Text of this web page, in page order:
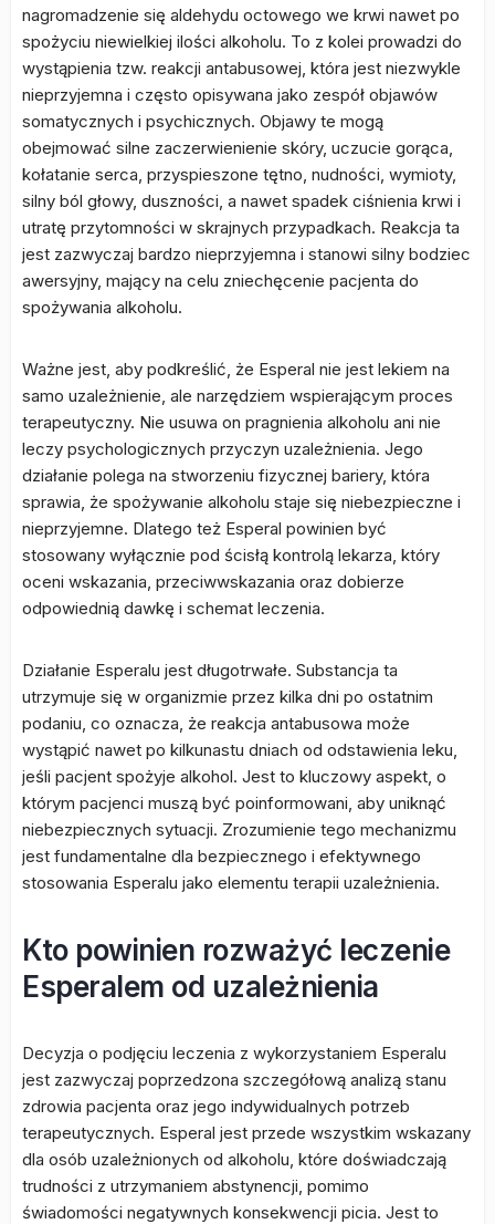
nagromadzenie się aldehydu octowego we krwi nawet po
spożyciu niewielkiej ilości alkoholu. To z kolei prowadzi do
wystąpienia tzw. reakcji antabusowej, która jest niezwykle
nieprzyjemna i często opisywana jako zespół objawów
somatycznych i psychicznych. Objawy te mogą
obejmować silne zaczerwienienie skóry, uczucie gorąca,
kołatanie serca, przyspieszone tętno, nudności, wymioty,
silny ból głowy, duszności, a nawet spadek ciśnienia krwi i
utratę przytomności w skrajnych przypadkach. Reakcja ta
jest zazwyczaj bardzo nieprzyjemna i stanowi silny bodziec
awersyjny, mający na celu zniechęcenie pacjenta do
spożywania alkoholu.
Ważne jest, aby podkreślić, że Esperal nie jest lekiem na
samo uzależnienie, ale narzędziem wspierającym proces
terapeutyczny. Nie usuwa on pragnienia alkoholu ani nie
leczy psychologicznych przyczyn uzależnienia. Jego
działanie polega na stworzeniu fizycznej bariery, która
sprawia, że spożywanie alkoholu staje się niebezpieczne i
nieprzyjemne. Dlatego też Esperal powinien być
stosowany wyłącznie pod ścisłą kontrolą lekarza, który
oceni wskazania, przeciwwskazania oraz dobierze
odpowiednią dawkę i schemat leczenia.
Działanie Esperalu jest długotrwałe. Substancja ta
utrzymuje się w organizmie przez kilka dni po ostatnim
podaniu, co oznacza, że reakcja antabusowa może
wystąpić nawet po kilkunastu dniach od odstawienia leku,
jeśli pacjent spożyje alkohol. Jest to kluczowy aspekt, o
którym pacjenci muszą być poinformowani, aby uniknąć
niebezpiecznych sytuacji. Zrozumienie tego mechanizmu
jest fundamentalne dla bezpiecznego i efektywnego
stosowania Esperalu jako elementu terapii uzależnienia.
Kto powinien rozważyć leczenie
Esperalem od uzależnienia
Decyzja o podjęciu leczenia z wykorzystaniem Esperalu
jest zazwyczaj poprzedzona szczegółową analizą stanu
zdrowia pacjenta oraz jego indywidualnych potrzeb
terapeutycznych. Esperal jest przede wszystkim wskazany
dla osób uzależnionych od alkoholu, które doświadczają
trudności z utrzymaniem abstynencji, pomimo
świadomości negatywnych konsekwencji picia. Jest to